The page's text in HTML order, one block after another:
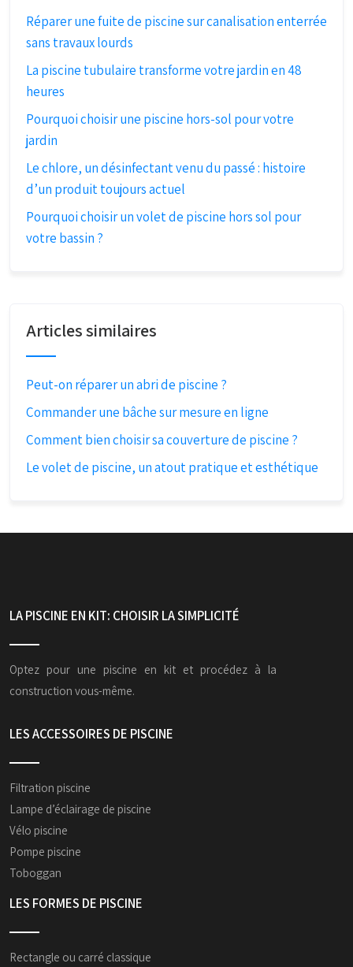
Réparer une fuite de piscine sur canalisation enterrée
sans travaux lourds
La piscine tubulaire transforme votre jardin en 48
heures
Pourquoi choisir une piscine hors-sol pour votre
jardin
Le chlore, un désinfectant venu du passé : histoire
d’un produit toujours actuel
Pourquoi choisir un volet de piscine hors sol pour
votre bassin ?
Articles similaires
Peut-on réparer un abri de piscine ?
Commander une bâche sur mesure en ligne
Comment bien choisir sa couverture de piscine ?
Le volet de piscine, un atout pratique et esthétique
LA PISCINE EN KIT: CHOISIR LA SIMPLICITÉ
Optez pour une piscine en kit et procédez à la
construction vous-même.
LES ACCESSOIRES DE PISCINE
Filtration piscine
Lampe d’éclairage de piscine
Vélo piscine
Pompe piscine
Toboggan
LES FORMES DE PISCINE
Rectangle ou carré classique